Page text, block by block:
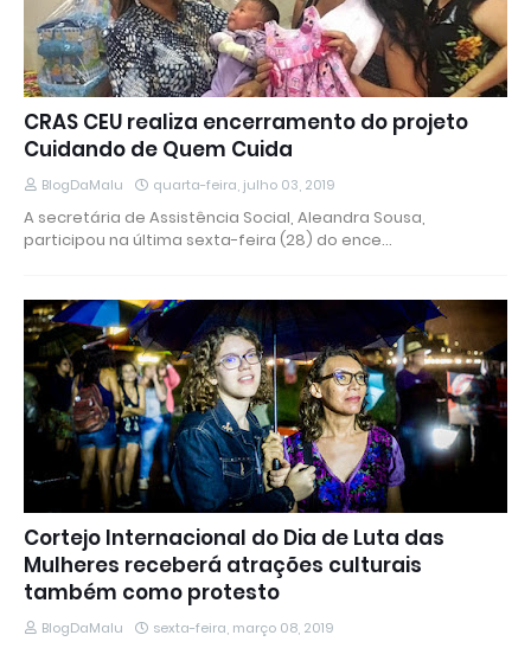
CRAS CEU realiza encerramento do projeto
Cuidando de Quem Cuida
BlogDaMalu quarta-feira, julho 03, 2019
A secretária de Assistência Social, Aleandra Sousa,
participou na última sexta-feira (28) do ence…
Cortejo Internacional do Dia de Luta das
Mulheres receberá atrações culturais
também como protesto
BlogDaMalu sexta-feira, março 08, 2019